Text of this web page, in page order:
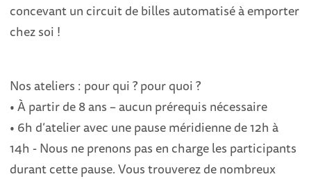
concevant un circuit de billes automatisé à emporter
chez soi !
Nos ateliers : pour qui ? pour quoi ?
• À partir de 8 ans – aucun prérequis nécessaire
• 6h d’atelier avec une pause méridienne de 12h à
14h - Nous ne prenons pas en charge les participants
durant cette pause. Vous trouverez de nombreux